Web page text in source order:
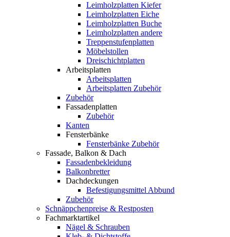
Leimholzplatten Kiefer
Leimholzplatten Eiche
Leimholzplatten Buche
Leimholzplatten andere
Treppenstufenplatten
Möbelstollen
Dreischichtplatten
Arbeitsplatten
Arbeitsplatten
Arbeitsplatten Zubehör
Zubehör
Fassadenplatten
Zubehör
Kanten
Fensterbänke
Fensterbänke Zubehör
Fassade, Balkon & Dach
Fassadenbekleidung
Balkonbretter
Dachdeckungen
Befestigungsmittel Abbund
Zubehör
Schnäppchenpreise & Restposten
Fachmarktartikel
Nägel & Schrauben